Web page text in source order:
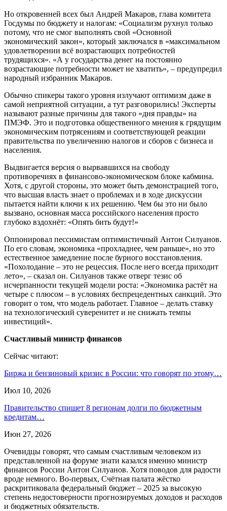
Но откровенней всех был Андрей Макаров, глава комитета
Госдумы по бюджету и налогам: «Социализм рухнул только
потому, что не смог выполнять свой «Основной
экономический закон», который заключался в «максимальном
удовлетворении всё возрастающих потребностей
трудящихся». «А у государства денег на постоянно
возрастающие потребности может не хватить», – предупредил
народный избранник Макаров.
Обычно спикеры такого уровня излучают оптимизм даже в
самой неприятной ситуации, а тут разговорились! Эксперты
называют разные причины для такого «дня правды» на
ПМЭФ. Это и подготовка общественного мнения к грядущим
экономическим потрясениям и соответствующей реакции
правительства по увеличению налогов и сборов с бизнеса и
населения.
Выдвигается версия о вырвавшихся на свободу
противоречиях в финансово-экономическом блоке кабмина.
Хотя, с другой стороны, это может быть демонстрацией того,
что высшая власть знает о проблемах и в ходе дискуссии
пытается найти ключи к их решению. Чем бы это ни было
вызвано, основная масса российского населения просто
глубоко вздохнёт: «Опять бить будут!»
Оппонировал пессимистам оптимистичный Антон Силуанов.
По его словам, экономика «прохладнее, чем раньше», но это
естественное замедление после бурного восстановления.
«Похолодание – это не рецессия. После него всегда приходит
лето», – сказал он. Силуанов также отверг тезис об
исчерпанности текущей модели роста: «Экономика растёт на
четыре с плюсом – в условиях беспрецедентных санкций. Это
говорит о том, что модель работает. Главное – делать ставку
на технологический суверенитет и не снижать темпы
инвестиций».
Счастливый министр финансов
Сейчас читают:
Биржа и бензиновый кризис в России: что говорят по этому…
Июл 10, 2026
Правительство спишет 8 регионам долги по бюджетным
кредитам…
Июн 27, 2026
Очевидцы говорят, что самым счастливым человеком из
представленной на форуме знати казался именно министр
финансов России Антон Силуанов. Хотя поводов для радости
вроде немного. Во-первых, Счётная палата жёстко
раскритиковала федеральный бюджет – 2025 за высокую
степень недостоверности прогнозируемых доходов и расходов
и бюджетных обязательств.